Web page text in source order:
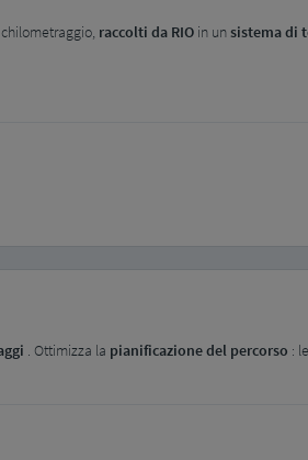
raccolti da RIOin unsistema di
. Ottimizza la pianificazione del percorso :